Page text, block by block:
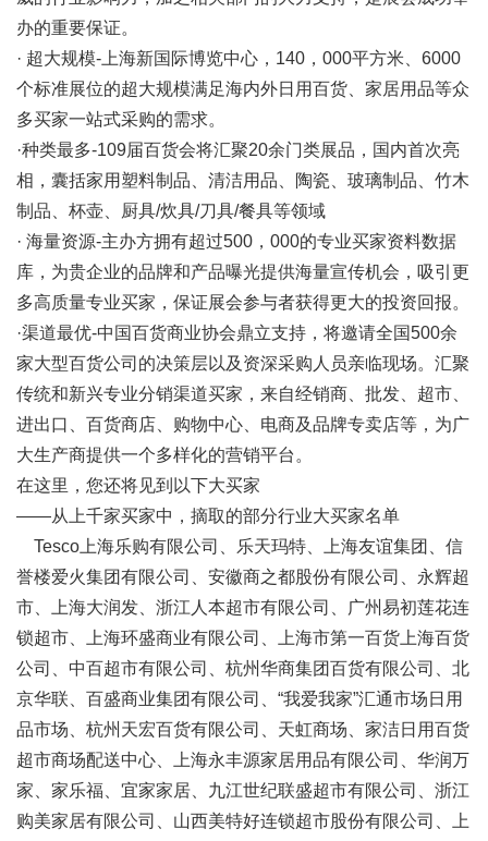
办的重要保证。
· 超大规模-上海新国际博览中心，140，000平方米、6000
个标准展位的超大规模满足海内外日用百货、家居用品等众
多买家一站式采购的需求。
·种类最多-109届百货会将汇聚20余门类展品，国内首次亮
相，囊括家用塑料制品、清洁用品、陶瓷、玻璃制品、竹木
制品、杯壶、厨具/炊具/刀具/餐具等领域
· 海量资源-主办方拥有超过500，000的专业买家资料数据
库，为贵企业的品牌和产品曝光提供海量宣传机会，吸引更
多高质量专业买家，保证展会参与者获得更大的投资回报。
·渠道最优-中国百货商业协会鼎立支持，将邀请全国500余
家大型百货公司的决策层以及资深采购人员亲临现场。汇聚
传统和新兴专业分销渠道买家，来自经销商、批发、超市、
进出口、百货商店、购物中心、电商及品牌专卖店等，为广
大生产商提供一个多样化的营销平台。
在这里，您还将见到以下大买家
——从上千家买家中，摘取的部分行业大买家名单
Tesco上海乐购有限公司、乐天玛特、上海友谊集团、信
誉楼爱火集团有限公司、安徽商之都股份有限公司、永辉超
市、上海大润发、浙江人本超市有限公司、广州易初莲花连
锁超市、上海环盛商业有限公司、上海市第一百货上海百货
公司、中百超市有限公司、杭州华商集团百货有限公司、北
京华联、百盛商业集团有限公司、“我爱我家”汇通市场日用
品市场、杭州天宏百货有限公司、天虹商场、家洁日用百货
超市商场配送中心、上海永丰源家居用品有限公司、华润万
家、家乐福、宜家家居、九江世纪联盛超市有限公司、浙江
购美家居有限公司、山西美特好连锁超市股份有限公司、上